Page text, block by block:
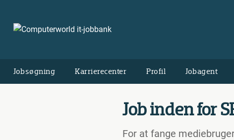
Jobsøgning Karrierecenter Profil Jobagent
Job inden for
For at fange